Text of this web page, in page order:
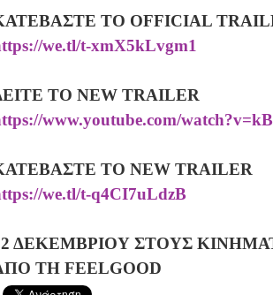
ΤΟ OFFICIAL
we.tl/t-xmX5kLvgm1
ΤΟ NEW TRAILER
www.youtube.com/
ΤΟ NEW TRAILER
we.tl/t-q4CI7uLdzB
ΔΕΚΕΜΒΡΙΟΥ ΣΤΟΥΣ
ΤΗ FEELGOOD